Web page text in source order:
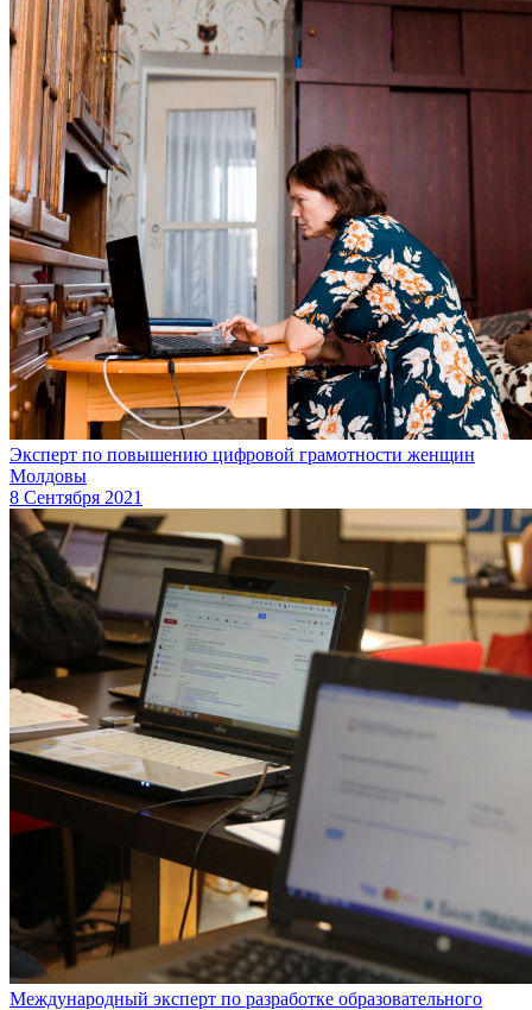
Эксперт по повышению цифровой грамотности женщин
Молдовы
8 Сентября 2021
Международный эксперт по разработке образовательного